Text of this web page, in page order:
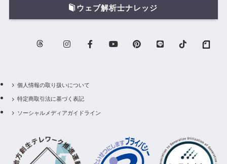
ウェブ解析士ナレッジ
個人情報の取り扱いについて
特定商取引法に基づく表記
ソーシャルメディアガイドライン